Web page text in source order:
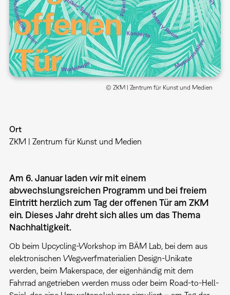
© ZKM | Zentrum für Kunst und Medien
Ort
ZKM | Zentrum für Kunst und Medien
Am 6. Januar laden wir mit einem
abwechslungsreichen Programm und bei freiem
Eintritt herzlich zum Tag der offenen Tür am ZKM
ein. Dieses Jahr dreht sich alles um das Thema
Nachhaltigkeit.
Ob beim Upcycling-Workshop im BÄM Lab, bei dem aus
elektronischen Wegwerfmaterialien Design-Unikate
werden, beim Makerspace, der eigenhändig mit dem
Fahrrad angetrieben werden muss oder beim Road-to-Hell-